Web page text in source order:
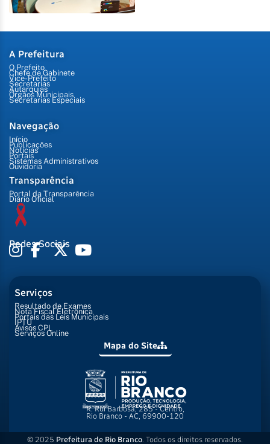
A Prefeitura
O Prefeito
Chefe de Gabinete
Vice-Prefeito
Secretarias
Autarquias
Órgãos Municipais
Secretarias Especiais
Navegação
Início
Publicações
Notícias
Portais
Sistemas Administrativos
Ouvidoria
Transparência
Portal da Transparência
Diário Oficial
Redes Sociais
Serviços
Resultado de Exames
Nota Fiscal Eletrônica
Portais das Leis Municipais
IPTU
Avisos CPL
Serviços Online
Mapa do Site
R. Rui Barbosa, 285 - Centro,
Rio Branco - AC, 69900-120
© 2025 Prefeitura de Rio Branco . Todos os direitos reservados.